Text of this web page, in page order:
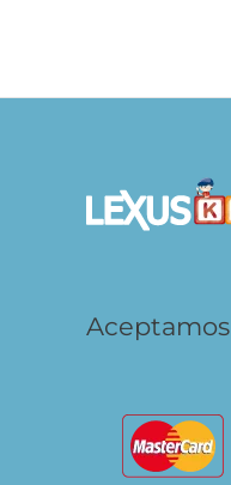
Aceptamos